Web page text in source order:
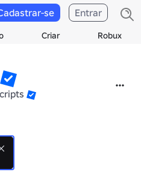
Criar Robux
se Entrar